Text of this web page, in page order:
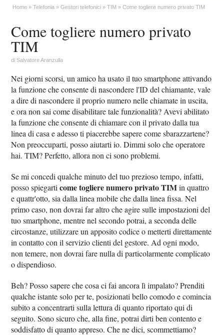
Home Telefonia Gestori telefonici TIM Come togliere numero privato TIM
Come togliere numero privato
TIM
diSalvatore Aranzulla
Nei giorni scorsi, un amico ha usato il tuo smartphone attivando
la funzione che consente di nascondere l'ID del chiamante, vale
a dire di nascondere il proprio numero nelle chiamate in uscita,
e ora non sai come disabilitare tale funzionalità? Avevi abilitato
la funzione che consente di chiamare con il privato dalla tua
linea di casa e adesso ti piacerebbe sapere come sbarazzartene?
Non preoccuparti, posso aiutarti io. Dimmi solo che operatore
hai. TIM? Perfetto, allora non ci sono problemi.
Se mi concedi qualche minuto del tuo prezioso tempo, infatti,
posso spiegarticome togliere numero privato TIMin quattro
e quattr'otto, sia dalla linea mobile che dalla linea fissa. Nel
primo caso, non dovrai far altro che agire sulle impostazioni del
tuo smartphone, mentre nel secondo potrai, a seconda delle
circostanze, utilizzare un apposito codice o metterti direttamente
in contatto con il servizio clienti del gestore. Ad ogni modo,
non temere, non dovrai fare nulla di particolarmente complicato
o dispendioso.
Beh? Posso sapere che cosa ci fai ancora lì impalato? Prenditi
qualche istante solo per te, posizionati bello comodo e comincia
subito a concentrarti sulla lettura di quanto riportato qui di
seguito. Sono sicuro che, alla fine, potrai dirti ben contento e
soddisfatto di quanto appreso. Che ne dici, scommettiamo?